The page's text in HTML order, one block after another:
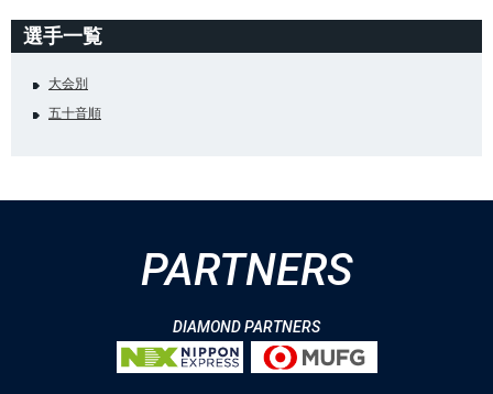
選手一覧
大会別
五十音順
PARTNERS
DIAMOND PARTNERS